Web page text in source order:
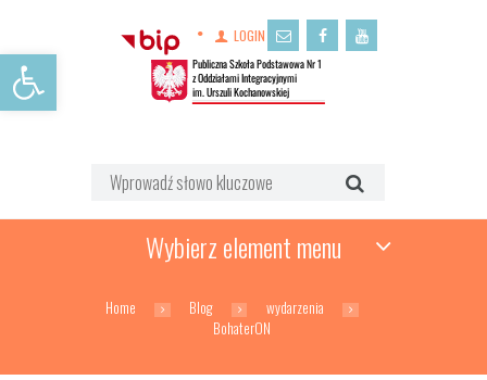
Open toolbar
LOGIN
Wybierz element menu
Home Blog
wydarzenia
BohaterON